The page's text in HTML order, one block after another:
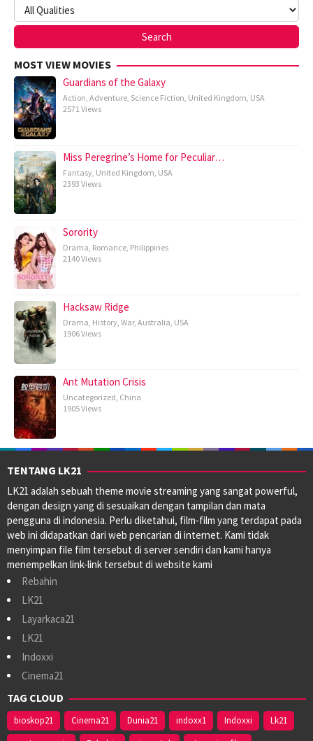
MOST VIEW MOVIES
Guardians of the Galaxy
Action, Adventure, Science Fiction, United Kingdom, USA
2571 Views
Miss Peregrine’s Home for Peculiar…
Fantasy, United Kingdom, USA
2393 Views
Sorority
Drama, Romance, Philippines
2140 Views
Hacksaw Ridge
Drama, History, War, Australia, USA
1906 Views
Ant Mutation Crisis
Uncategorized, China
1905 Views
TENTANG LK21
LK21 adalah sebuah theme movie streaming yang sangat powerful,
dengan design yang di sesuaikan dengan tampilan dan mata
pengguna di indonesia. Perlu diketahui, film-film yang terdapat pada
web ini didapatkan dari web pencarian di internet. Kami tidak
menyimpan file film tersebut di server sendiri dan kami hanya
menempelkan link-link tersebut di website kami
Rebahin
LK21
Layarkaca21
LK21
Indoxxi
Cinema21
TAG CLOUD
bioskop21 Cinema21 Dunia21 indoxx1 Indoxxi
Lk21